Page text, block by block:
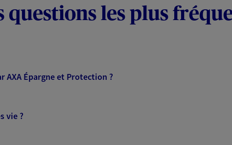
questions les plus
AXA Épargne et Protection ?
vie ?